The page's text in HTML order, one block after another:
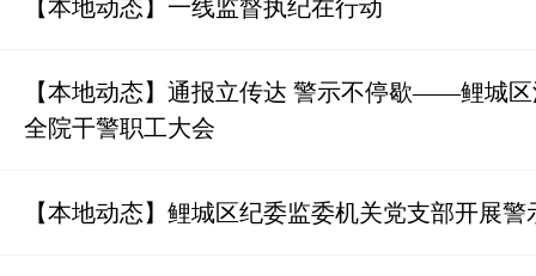
【本地动态】一线监督执纪在行动
【本地动态】通报立传达 警示不停歇——鲤城
全院干警职工大会
【本地动态】鲤城区纪委监委机关党支部开展